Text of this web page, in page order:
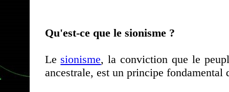
Qu'est-ce que le sionisme ?
Le sionisme, la conviction que le
ancestrale, est un principe